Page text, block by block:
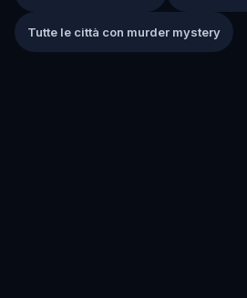
Tutte le città con murder mystery